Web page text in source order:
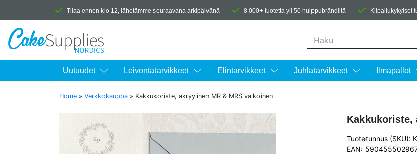
Tilaa ennen klo 12, lähetämme seuraavana arkipäivänä 8 000+ tuotetta yli 50 huippubrändiltä Kilpailukykyiset
Uutuudet Leivontatarvikkeet Elintarvikkeet Juhlatarvikkeet Ilmapallot
Home » Verkkokauppa » Kakkukoriste, akryylinen MR & MRS valkoinen
Kakkukoriste,
Tuotetunnus (SKU):
EAN: